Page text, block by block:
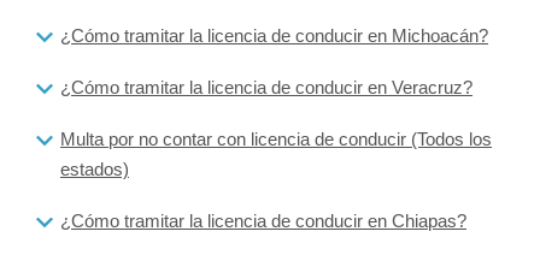
¿Cómo tramitar la licencia de conducir en Michoacán?
¿Cómo tramitar la licencia de conducir en Veracruz?
Multa por no contar con licencia de conducir (Todos los
estados)
¿Cómo tramitar la licencia de conducir en Chiapas?